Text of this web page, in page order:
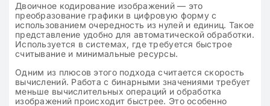
Двоичное кодирование изображений — это
преобразование графики в цифровую форму с
использованием очередность из нулей и единиц. Такое
представление удобно для автоматической обработки.
Используется в системах, где требуется быстрое
считывание и минимальные ресурсы.
Одним из плюсов этого подхода считается скорость
вычислений. Работа с бинарными значениями требует
меньше вычислительных операций и обработка
изображений происходит быстрее. Это особенно